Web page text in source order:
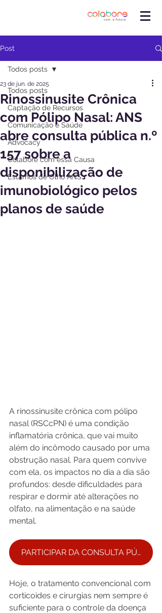
Post
Todos posts
Captação de Recursos
Comunicação e Saúde
Advocacy
Colabore com essa Causa
Estamos de Olho ANS
Todos posts
Rinossinusite Crônica
com Pólipo Nasal: ANS
abre consulta pública n.º
157 sobre a
disponibilização de
imunobiológico pelos
planos de saúde
23 de jun. de 2025
A rinossinusite crônica com pólipo
nasal (RSCcPN) é uma condição
inflamatória crônica, que vai muito
além do incômodo causado por uma
obstrução nasal. Para quem convive
com ela, os impactos no dia a dia são
profundos: desde dificuldades para
respirar e dormir até alterações no
olfato, na alimentação e na saúde
mental.
PARTICIPAR DA CONSULTA PÚBLICA
Hoje, o tratamento convencional com
corticoides e cirurgias nem sempre é
suficiente para o controle da doença